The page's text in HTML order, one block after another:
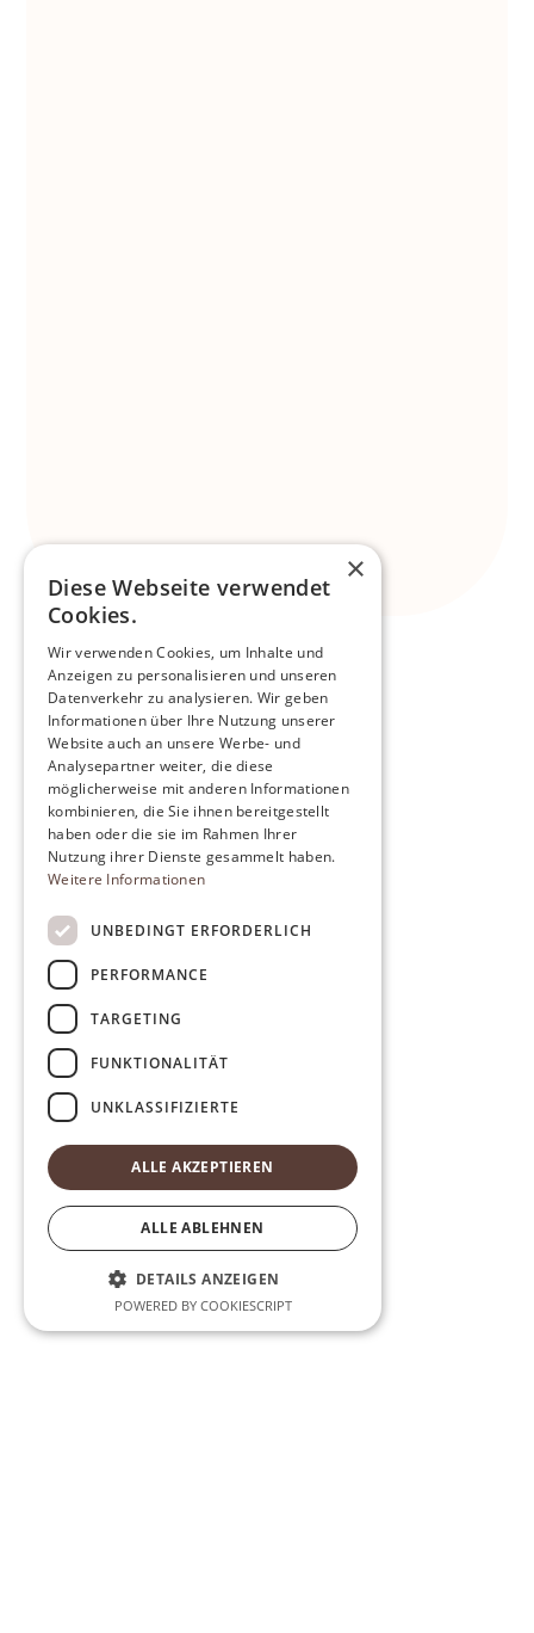
×
Diese Webseite verwendet
Cookies.
Wir verwenden Cookies, um Inhalte und
Anzeigen zu personalisieren und unseren
Datenverkehr zu analysieren. Wir geben
Informationen über Ihre Nutzung unserer
Website auch an unsere Werbe- und
Analysepartner weiter, die diese
möglicherweise mit anderen Informationen
kombinieren, die Sie ihnen bereitgestellt
haben oder die sie im Rahmen Ihrer
Nutzung ihrer Dienste gesammelt haben.
Weitere Informationen
UNBEDINGT ERFORDERLICH
PERFORMANCE
TARGETING
FUNKTIONALITÄT
UNKLASSIFIZIERTE
ALLE AKZEPTIEREN
ALLE ABLEHNEN
DETAILS ANZEIGEN
POWERED BY COOKIESCRIPT